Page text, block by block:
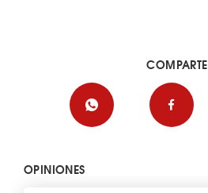
OPINIONES
COMPARTE